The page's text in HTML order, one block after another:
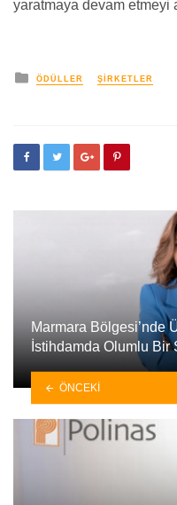
yaratmaya devam etmeyi
yayınlanan
ÖDÜLLER ŞIRKETLER
Marmara Bölgesi’nde
İstihdamda Olumlu Bir
ÖNCEKI